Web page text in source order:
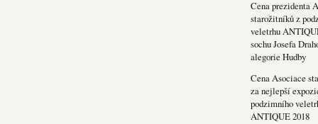
Cena prezidenta
starožitníků z
veletrhu
sochu Josefa
alegorie Hudby
Cena Asociace
za nejlepší
podzimního
ANTIQUE 2018